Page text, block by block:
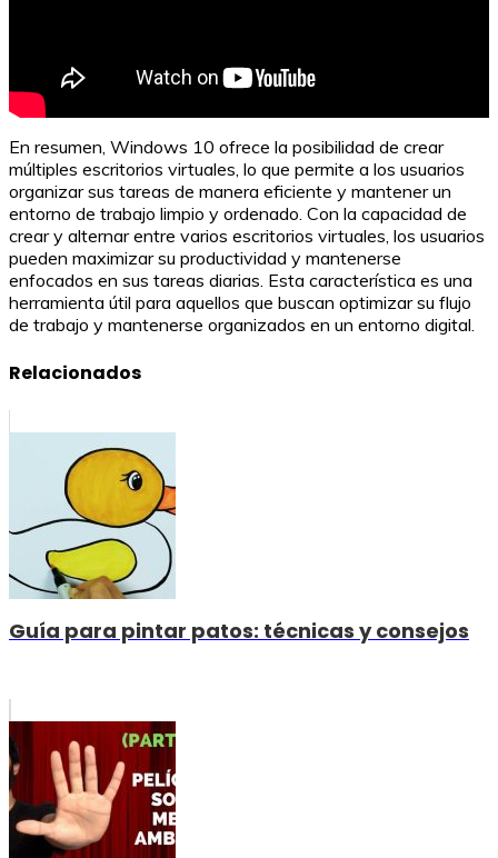
En resumen, Windows 10 ofrece la posibilidad de crear
múltiples escritorios virtuales, lo que permite a los usuarios
organizar sus tareas de manera eficiente y mantener un
entorno de trabajo limpio y ordenado. Con la capacidad de
crear y alternar entre varios escritorios virtuales, los usuarios
pueden maximizar su productividad y mantenerse
enfocados en sus tareas diarias. Esta característica es una
herramienta útil para aquellos que buscan optimizar su flujo
de trabajo y mantenerse organizados en un entorno digital.
Relacionados
Guía para pintar patos: técnicas y consejos